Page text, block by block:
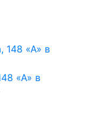
«А» в